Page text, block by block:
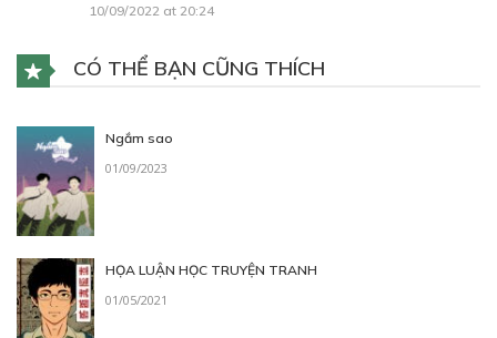
10/09/2022 at 20:24
CÓ THỂ BẠN CŨNG THÍCH
Ngắm sao
01/09/2023
HỌA LUẬN HỌC TRUYỆN TRANH
01/05/2021